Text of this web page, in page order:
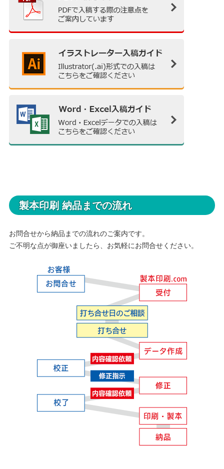
製本印刷 納品までの流れ
お問合せから納品までの流れのご案内です。
ご不明な点が御座いましたら、お気軽にお問合せください。